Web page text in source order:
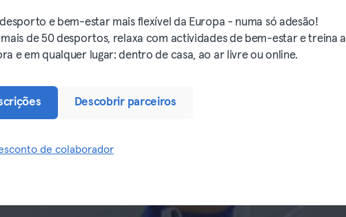
e bem-estar mais flexível da Europa - numa só adesão!
mais de 50 desportos, relaxa com actividades de bem-estar e treina a
e em qualquer lugar: dentro de casa, ao ar livre ou online.
Descobrir parceiros
de colaborador